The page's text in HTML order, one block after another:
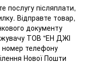
послугу післяплати,
Відправте товар,
документу
ТОВ "ЕН ДЖІ
телефону
Нової Пошти